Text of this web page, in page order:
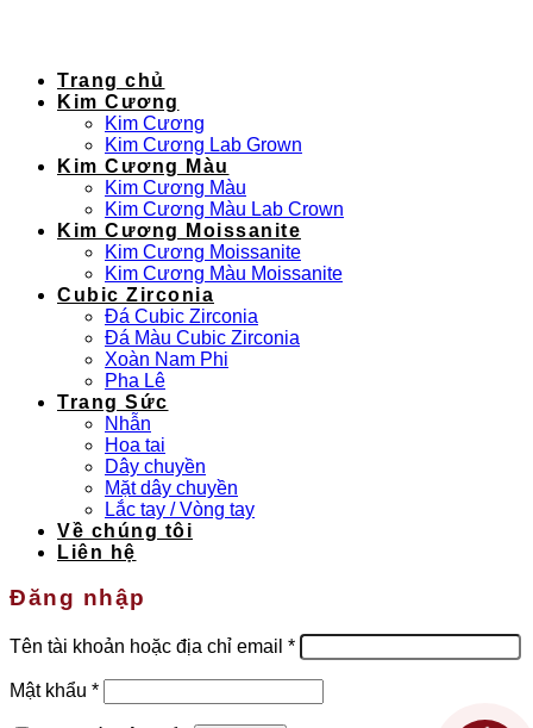
Trang chủ
Kim Cương
Kim Cương
Kim Cương Lab Grown
Kim Cương Màu
Kim Cương Màu
Kim Cương Màu Lab Crown
Kim Cương Moissanite
Kim Cương Moissanite
Kim Cương Màu Moissanite
Cubic Zirconia
Đá Cubic Zirconia
Đá Màu Cubic Zirconia
Xoàn Nam Phi
Pha Lê
Trang Sức
Nhẫn
Hoa tai
Dây chuyền
Mặt dây chuyền
Lắc tay / Vòng tay
Về chúng tôi
Liên hệ
Đăng nhập
Tên tài khoản hoặc địa chỉ email *Bắt
buộc
Mật khẩu *Bắt
buộc